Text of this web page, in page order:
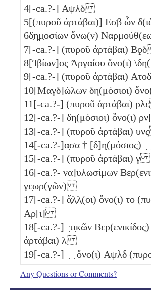
4[-ca.?-] Αψλδ
5[(πυροῦ ἀρτάβαι)] Εσβ ὧν
6δ̣η̣μ̣οσίων ὄνω(ν)
7[-ca.?-] (πυροῦ ἀρτάβαι) Βϙδ
8[Ἰβίων]ος Ἀργαίου ὄνο(ι)
9[-ca.?-] (πυροῦ ἀρτάβαι) Ατοδ
10[Μαγδ]ώλων δη(μόσιοι)
11[-ca.?-] (πυροῦ ἀρτάβαι) ρλε
12[-ca.?-] δη(μόσιοι) ὄνο(ι)
13[-ca.?-] (πυροῦ ἀρτάβαι) υνϛ
14[-ca.?-]α̣σα † [δ]η̣(μόσιος)
15[-ca.?-] (πυροῦ ἀρτάβαι) γ
16[-ca.?- να]υλωσίμων
γε̣ωρ(γῶν)
17[-ca.?-] ἄ̣λ̣λ̣(οι) ὄνο(ι) το
Αρ[ι]
18[-ca.?-] ̣τι̣κῶν Βερ(ενικίδος)
ἀρτάβαι) λ
19[-ca.?-] ̣ ̣ ὄνο(ι) Αψλδ
Any Questions or Comments?